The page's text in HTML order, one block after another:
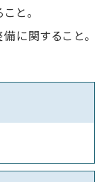
と。
に関すること。